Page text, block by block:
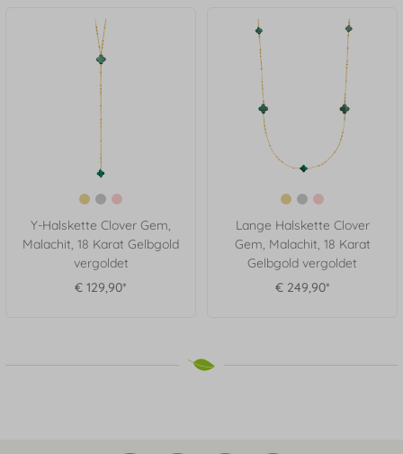
Y-Halskette Clover Gem,
Malachit, 18 Karat Gelbgold
vergoldet
€ 129,90*
Lange Halskette Clover
Gem, Malachit, 18 Karat
Gelbgold vergoldet
€ 249,90*